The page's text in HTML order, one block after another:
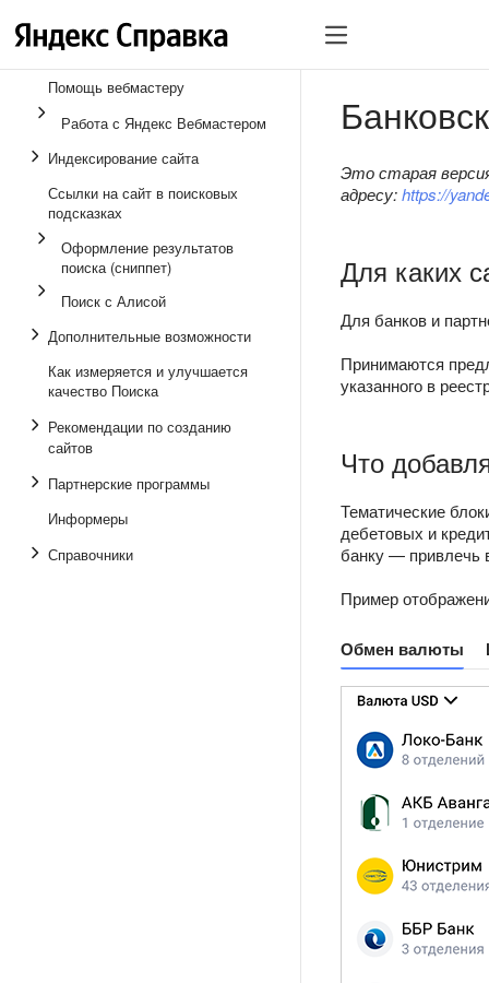
Помощь вебмастеру
Работа с Яндекс Вебмастером
Индексирование сайта
Ссылки на сайт в поисковых
подсказках
Оформление результатов
поиска (сниппет)
Поиск с Алисой
Дополнительные возможности
Как измеряется и улучшается
качество Поиска
Рекомендации по созданию
сайтов
Партнерские программы
Информеры
Справочники
Это старая
адресу:https://
Для каких
Для банков и
Принимаются
указанного в
Что
Тематические
дебетовых и
банку — привлечь
Пример
Обмен валюты